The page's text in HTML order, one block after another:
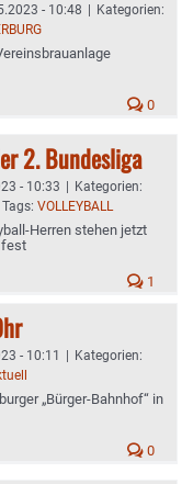
- 10:48 | Kategorien:
0
2. Bundesliga
- 10:33 | Kategorien:
Tags: VOLLEYBALL
Herren stehen jetzt
fest
1
- 10:11 | Kategorien:
„Bürger-Bahnhof“ in
0